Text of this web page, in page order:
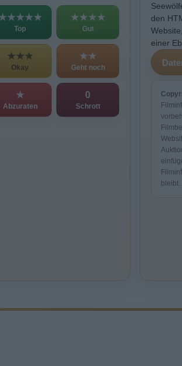
Top
★★★★
Gut
★★★
Okay
★★
Geht noch
★
Abzuraten
0
Schrott
den
einer
bleibt.